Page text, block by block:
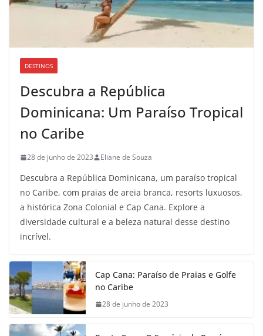
DESTINOS
Descubra a República
Dominicana: Um Paraíso Tropical
no Caribe
28 de junho de 2023 Eliane de Souza
Descubra a República Dominicana, um paraíso tropical
no Caribe, com praias de areia branca, resorts luxuosos,
a histórica Zona Colonial e Cap Cana. Explore a
diversidade cultural e a beleza natural desse destino
incrível.
Cap Cana: Paraíso de Praias e Golfe
no Caribe
28 de junho de 2023